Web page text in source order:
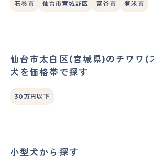
石巻市 仙台市宮城野区 富谷市 登米市
仙台市太白区(宮城県)のチワワ(
犬を価格帯で探す
30万円以下
小型犬から探す